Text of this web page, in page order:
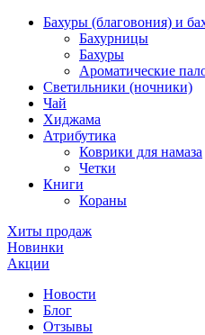
Бахуры (благовония) и
Бахурницы
Бахуры
Ароматические
Светильники (ночники)
Чай
Хиджама
Атрибутика
Коврики для намаза
Четки
Книги
Кораны
Хиты продаж
Новинки
Акции
Новости
Блог
Отзывы